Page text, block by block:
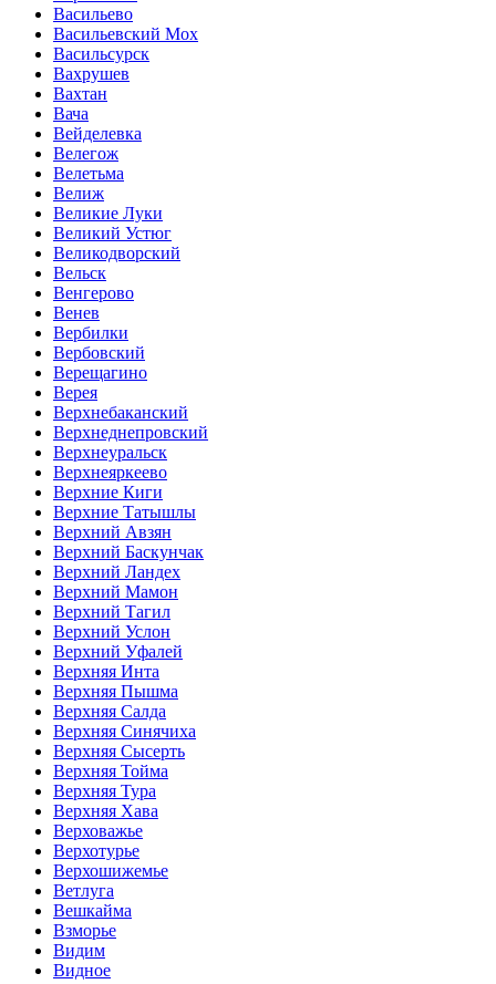
Васильево
Васильевский Мох
Васильсурск
Вахрушев
Вахтан
Вача
Вейделевка
Велегож
Велетьма
Велиж
Великие Луки
Великий Устюг
Великодворский
Вельск
Венгерово
Венев
Вербилки
Вербовский
Верещагино
Верея
Верхнебаканский
Верхнеднепровский
Верхнеуральск
Верхнеяркеево
Верхние Киги
Верхние Татышлы
Верхний Авзян
Верхний Баскунчак
Верхний Ландех
Верхний Мамон
Верхний Тагил
Верхний Услон
Верхний Уфалей
Верхняя Инта
Верхняя Пышма
Верхняя Салда
Верхняя Синячиха
Верхняя Сысерть
Верхняя Тойма
Верхняя Тура
Верхняя Хава
Верховажье
Верхотурье
Верхошижемье
Ветлуга
Вешкайма
Взморье
Видим
Видное